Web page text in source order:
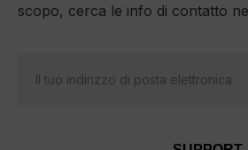
scopo, cerca le info di contatto